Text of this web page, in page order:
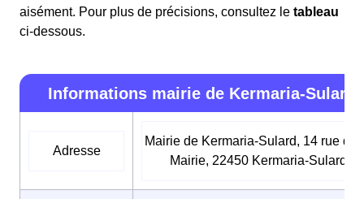
aisément. Pour plus de précisions, consultez le tableau
ci-dessous.
Informations mairie de Kermaria-Sulard
Adresse
Mairie de Kermaria-Sulard, 14 rue de
Mairie, 22450 Kermaria-Sulard